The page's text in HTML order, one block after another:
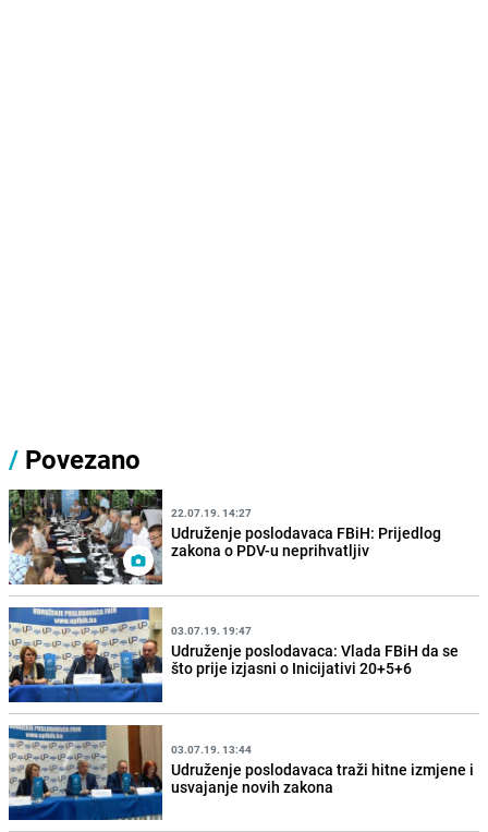
/ Povezano
22.07.19. 14:27
Udruženje poslodavaca FBiH: Prijedlog
zakona o PDV-u neprihvatljiv
03.07.19. 19:47
Udruženje poslodavaca: Vlada FBiH da se
što prije izjasni o Inicijativi 20+5+6
03.07.19. 13:44
Udruženje poslodavaca traži hitne izmjene i
usvajanje novih zakona